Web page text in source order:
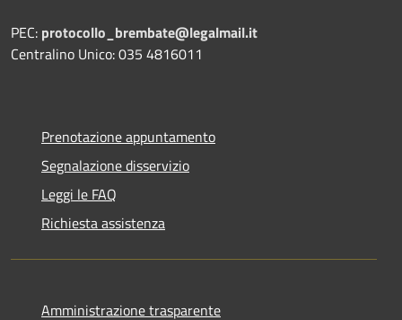
PEC: protocollo_brembate@legalmail.it
Centralino Unico: 035 4816011
Prenotazione appuntamento
Segnalazione disservizio
Leggi le FAQ
Richiesta assistenza
Amministrazione trasparente